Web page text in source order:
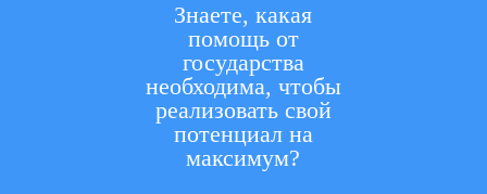
Знаете, какая
помощь от
государства
необходима, чтобы
реализовать свой
потенциал на
максимум?